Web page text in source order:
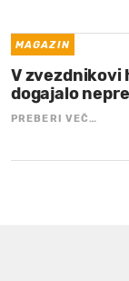
MAGAZIN
V zvezdnikovi
dogajalo
PREBERI VEČ…